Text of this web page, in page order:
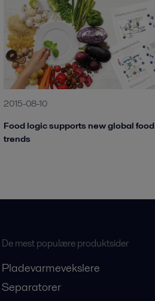
2015-08-10
Food logic supports new global food
trends
De mest populære produktsider
Pladevarmevekslere
Separatorer